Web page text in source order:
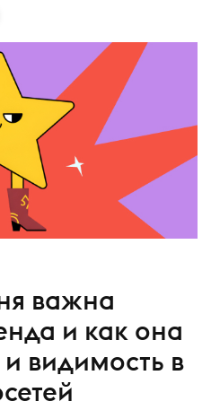
важна
и как она
и видимость в